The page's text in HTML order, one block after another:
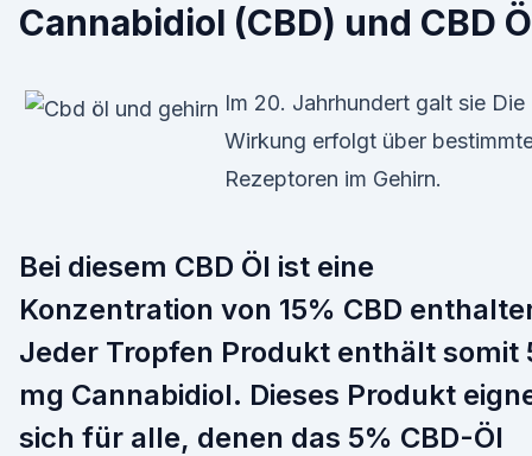
Cannabidiol (CBD) und CBD
Im 20. Jahrhundert galt sie Die
Wirkung erfolgt über
Rezeptoren im Gehirn.
Bei diesem CBD Öl ist eine
Konzentration von 15% CBD
Jeder Tropfen Produkt enthält somit
mg Cannabidiol. Dieses Produkt
sich für alle, denen das 5% CBD-Öl